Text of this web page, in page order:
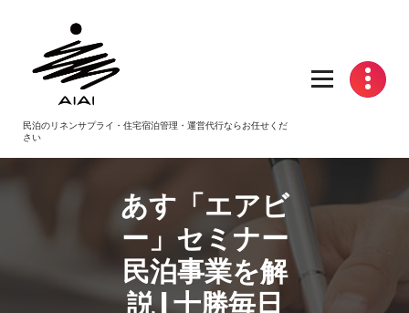
民泊のリネンサプライ・住宅宿泊管理・運営代行ならお任せくだ
さい
あす「エアビ
ー」セミナー
民泊事業を解
説 | 十勝毎日